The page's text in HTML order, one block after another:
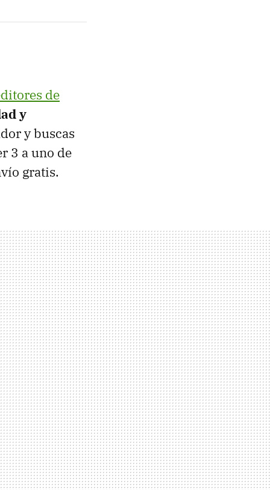
de
y
y buscas
3 a uno de
gratis.